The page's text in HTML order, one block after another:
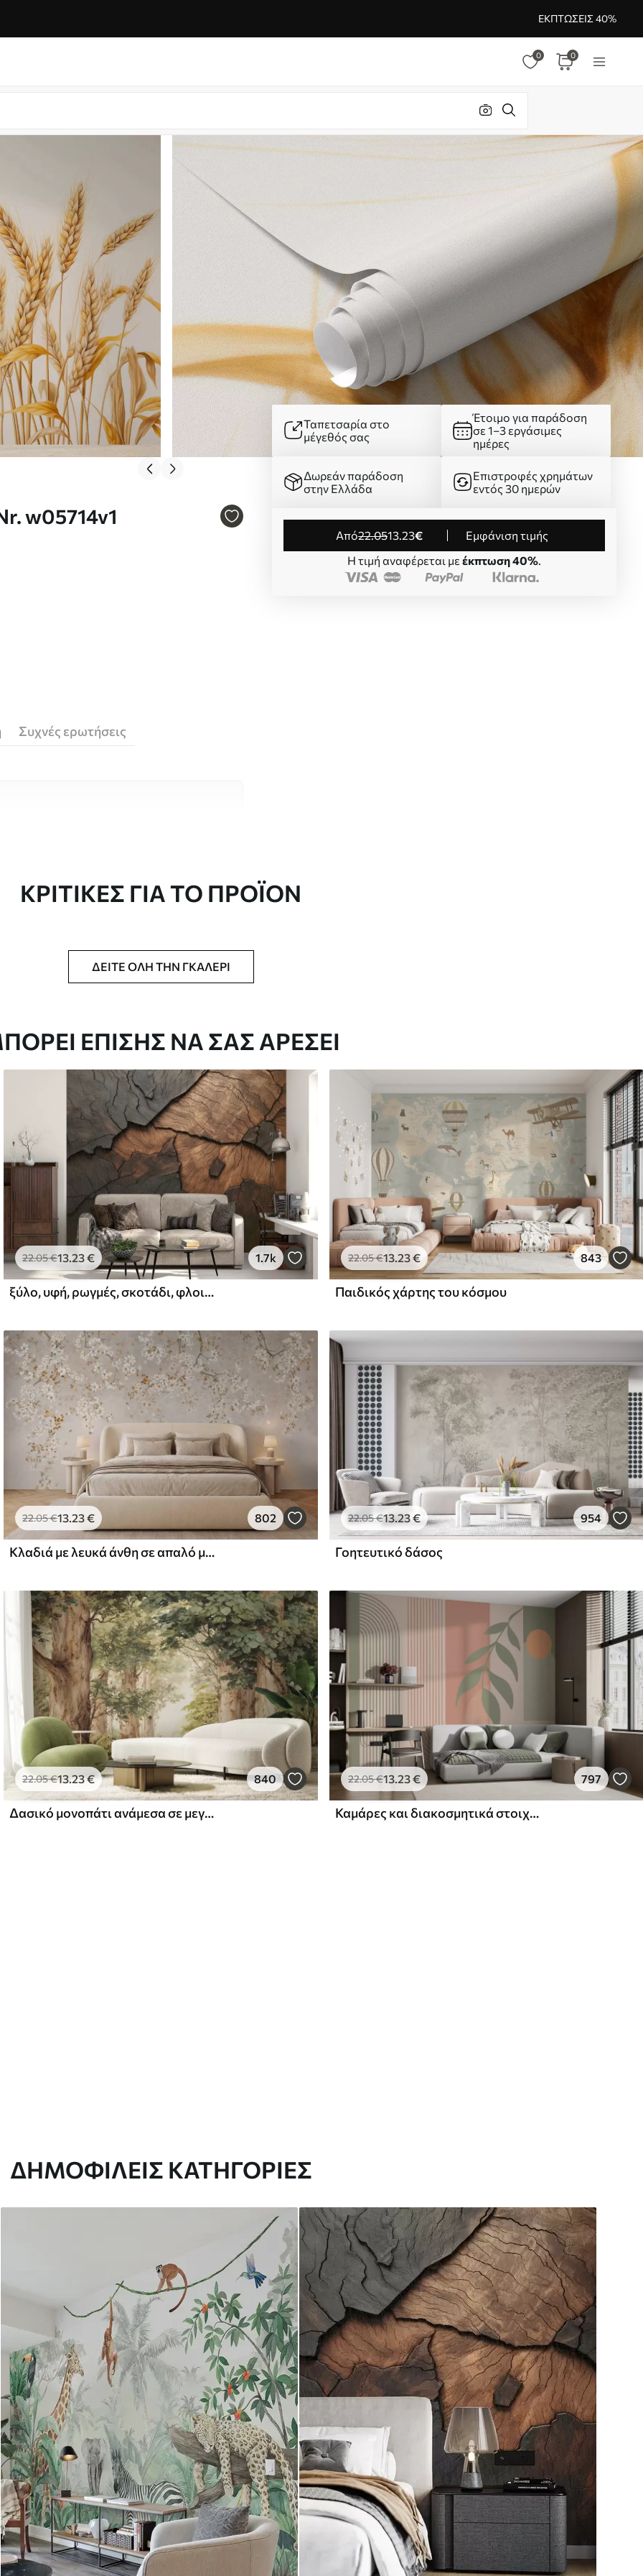
ΕΚΠΤΏΣΕΙΣ 40%
0 0
w05714v1
Ταπετσαρία στο
μέγεθός σας
Έτοιμο για παράδοση
σε 1–3 εργάσιμες
ημέρες
Δωρεάν παράδοση
στην Ελλάδα
Επιστροφές χρημάτων
εντός 30 ημερών
από22.0513.23€
Εμφάνιση τιμής
Η τιμή αναφέρεται με έκπτωση 40%.
Συχνές ερωτήσεις
έως 50 cm.
επίστρωση βερνικιού και/ή κόλλα
απαλά με ένα μαλακό σφουγγάρι.
να καθαριστούν με νερό.
34.00 /m²
and Stick
49.00 € /m²
ΚΡΙΤΙΚΈΣ ΓΙΑ ΤΟ ΠΡΟΪΌΝ
ΔΕΊΤΕ ΌΛΗ ΤΗΝ ΓΚΑΛΕΡΊ
ΕΠΊΣΗΣ ΝΑ ΣΑΣ ΑΡΈΣΕΙ
22.05€13 .23€ 1.7k
ξύλο, υφή, ρωγμές, σκοτάδι, φλοιός, επιφάνεια
22.05€13.23€ 843
Παιδικός χάρτης του κόσμου
22.05€13.23€ 802
Κλαδιά με λευκά άνθη σε απαλό μπεζ φόντο
22.05€13.23€ 954
Γοητευτικό δάσος
22.05€13.23€ 840
Δασικό μονοπάτι ανάμεσα σε μεγαλοπρεπή δέντρα σε στυλ ακουαρέλας
22.05€13.23€ 797
Καμάρες και διακοσμητικά στοιχεία σε στυλ boho
ΔΗΜΟΦΙΛΕΊΣ ΚΑΤΗΓΟΡΊΕΣ